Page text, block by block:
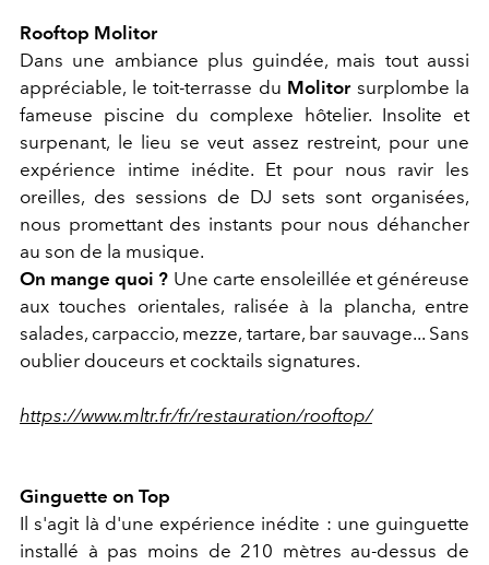
Rooftop Molitor
Dans une ambiance plus guindée, mais tout aussi
appréciable, le toit-terrasse du Molitorsurplombe la
fameuse piscine du complexe hôtelier. Insolite et
surpenant, le lieu se veut assez restreint, pour une
expérience intime inédite. Et pour nous ravir les
oreilles, des sessions de DJ sets sont organisées,
nous promettant des instants pour nous déhancher
au son de la musique.
On mange quoi ? Une carte ensoleillée et généreuse
aux touches orientales, ralisée à la plancha, entre
salades, carpaccio, mezze, tartare, bar sauvage... Sans
oublier douceurs et cocktails signatures.
https://www.mltr.fr/fr/restauration/rooftop/
Ginguette on Top
Il s'agit là d'une expérience inédite : une guinguette
installé à pas moins de 210 mètres au-dessus de